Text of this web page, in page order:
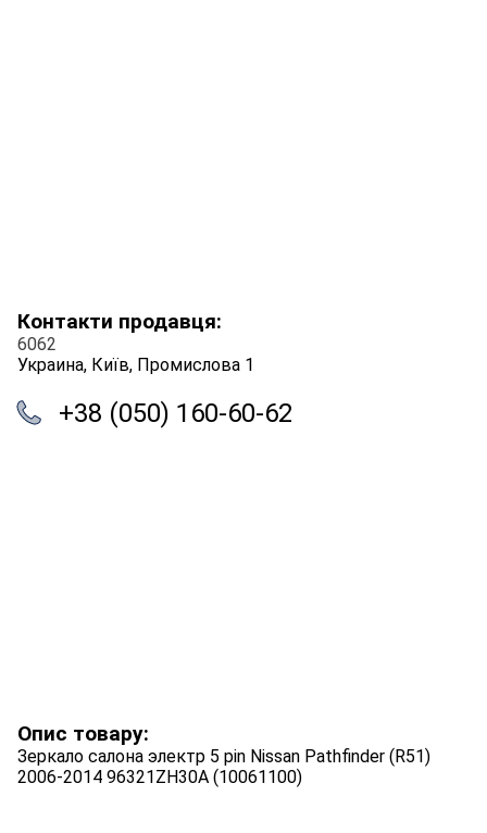
Контакти продавця:
6062
Украина, Київ, Промислова 1
+38 (050) 160-60-62
Опис товару:
Зеркало салона электр 5 pin Nissan Pathfinder (R51)
2006-2014 96321ZH30A (10061100)